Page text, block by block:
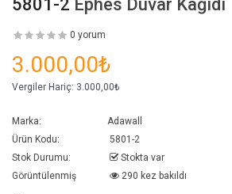
5801-2 Ephes Duvar Kağıdı
0 yorum
3.000,00₺
Vergiler Hariç: 3.000,00₺
Marka:
Adawall
Ürün Kodu:
5801-2
Stok Durumu:
Stokta var
Görüntülenmiş
290 kez bakıldı